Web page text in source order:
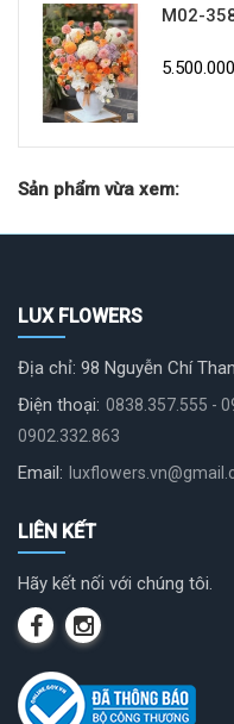
M02-
Sản phẩm vừa xem:
LUX FLOWERS
Địa chỉ: 98 Nguyễn Chí
Điện thoại: 0838.357.555 -
0902.332.863
Email:
LIÊN KẾT
Hãy kết nối với chúng tôi.